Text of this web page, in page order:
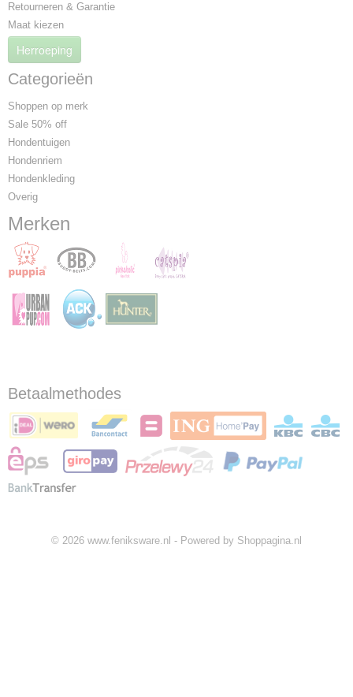
Retourneren & Garantie
Maat kiezen
Herroeping
Categorieën
Shoppen op merk
Sale 50% off
Hondentuigen
Hondenriem
Hondenkleding
Overig
Merken
Betaalmethodes
© 2026 www.feniksware.nl - Powered by Shoppagina.nl